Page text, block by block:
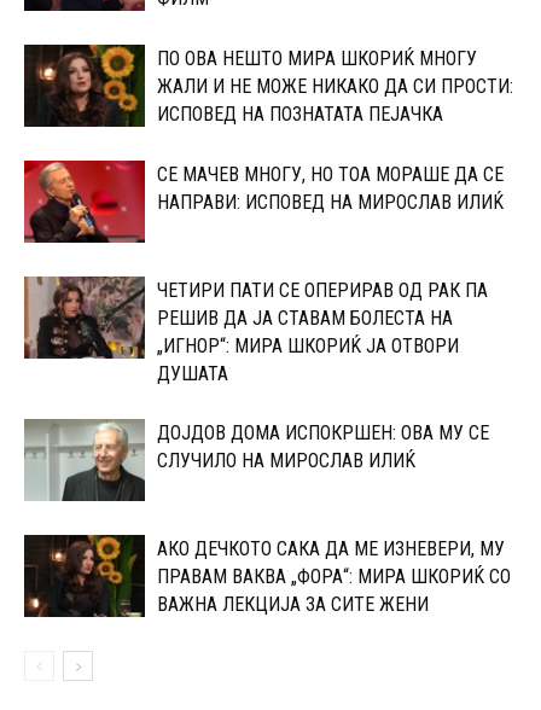
ПО ОВА НЕШТО МИРА ШКОРИЌ МНОГУ
ЖАЛИ И НЕ МОЖЕ НИКАКО ДА СИ ПРОСТИ:
ИСПОВЕД НА ПОЗНАТАТА ПЕЈАЧКА
СЕ МАЧЕВ МНОГУ, НО ТОА МОРАШЕ ДА СЕ
НАПРАВИ: ИСПОВЕД НА МИРОСЛАВ ИЛИЌ
ЧЕТИРИ ПАТИ СЕ ОПЕРИРАВ ОД РАК ПА
РЕШИВ ДА ЈА СТАВАМ БОЛЕСТА НА
„ИГНОР“: МИРА ШКОРИЌ ЈА ОТВОРИ
ДУШАТА
ДОЈДОВ ДОМА ИСПОКРШЕН: ОВА МУ СЕ
СЛУЧИЛО НА МИРОСЛАВ ИЛИЌ
АКО ДЕЧКОТО САКА ДА МЕ ИЗНЕВЕРИ, МУ
ПРАВАМ ВАКВА „ФОРА“: МИРА ШКОРИЌ СО
ВАЖНА ЛЕКЦИЈА ЗА СИТЕ ЖЕНИ